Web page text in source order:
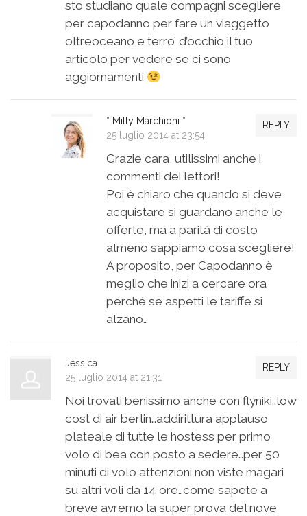
sto studiano quale compagni scegliere
per capodanno per fare un viaggetto
oltreoceano e terro’ d’occhio il tuo
articolo per vedere se ci sono
aggiornamenti
REPLY
* Milly Marchioni *
25 luglio 2014 at 23:54
Grazie cara, utilissimi anche i
commenti dei lettori!
Poi è chiaro che quando si deve
acquistare si guardano anche le
offerte, ma a parità di costo
almeno sappiamo cosa scegliere!
A proposito, per Capodanno è
meglio che inizi a cercare ora
perché se aspetti le tariffe si
alzano…
REPLY
Jessica
25 luglio 2014 at 21:31
Noi trovati benissimo anche con flyniki..low
cost di air berlin…addirittura applauso
plateale di tutte le hostess per primo
volo di bea con posto a sedere…per 50
minuti di volo attenzioni non viste magari
su altri voli da 14 ore…come sapete a
breve avremo la super prova del nove